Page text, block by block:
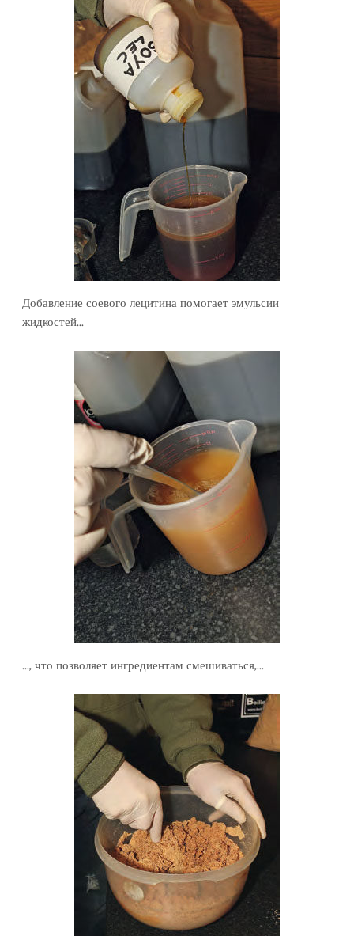
Добавление соевого лецитина помогает эмульсии
жидкостей...
..., что позволяет ингредиентам смешиваться,...